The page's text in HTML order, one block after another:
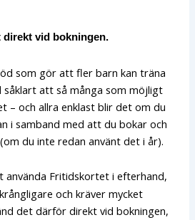
vid bokningen.
som gör att fler barn kan träna
såklart att så många som möjligt
– och allra enklast blir det om du
i samband med att du bokar och
du inte redan använt det i år).
använda Fritidskortet i efterhand,
och kräver mycket
det därför direkt vid bokningen,